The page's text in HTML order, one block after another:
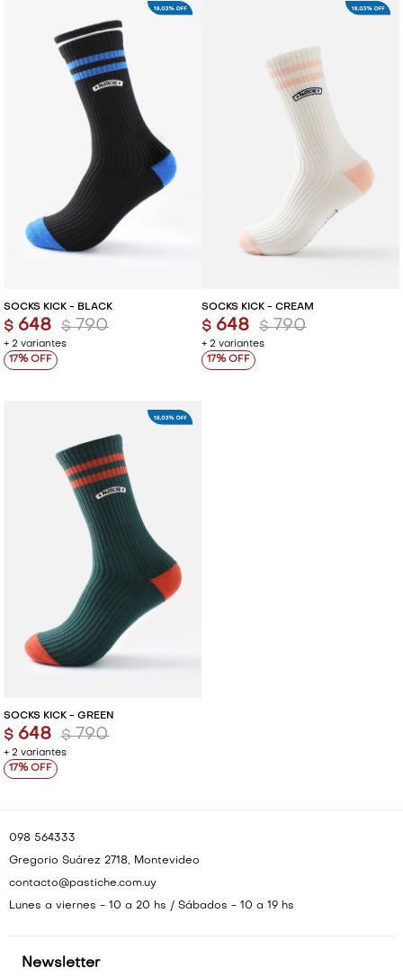
SOCKS KICK - BLACK
+ 2 variantes
$ 648 $ 790
17
SOCKS KICK - CREAM
+ 2 variantes
$ 648 $ 790
17
SOCKS KICK - GREEN
+ 2 variantes
$ 648 $ 790
17
Newsletter
098 564333
Gregorio Suárez 2718, Montevideo
contacto@pastiche.com.uy
Lunes a viernes - 10 a 20 hs / Sábados - 10 a 19 hs